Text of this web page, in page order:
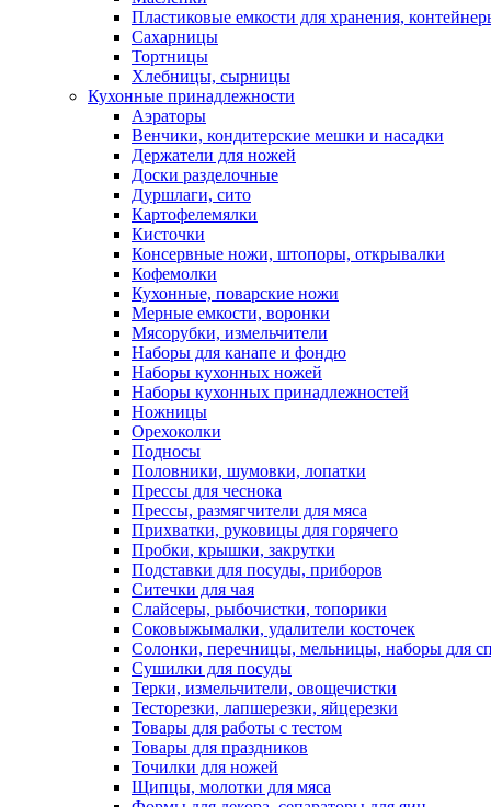
Пластиковые емкости для хранения,
Сахарницы
Тортницы
Хлебницы, сырницы
Кухонные принадлежности
Аэраторы
Венчики, кондитерские мешки и насадки
Держатели для ножей
Доски разделочные
Дуршлаги, сито
Картофелемялки
Кисточки
Консервные ножи, штопоры, открывалки
Кофемолки
Кухонные, поварские ножи
Мерные емкости, воронки
Мясорубки, измельчители
Наборы для канапе и фондю
Наборы кухонных ножей
Наборы кухонных принадлежностей
Ножницы
Орехоколки
Подносы
Половники, шумовки, лопатки
Прессы для чеснока
Прессы, размягчители для мяса
Прихватки, руковицы для горячего
Пробки, крышки, закрутки
Подставки для посуды, приборов
Ситечки для чая
Слайсеры, рыбочистки, топорики
Соковыжымалки, удалители косточек
Солонки, перечницы, мельницы, наборы для
Сушилки для посуды
Терки, измельчители, овощечистки
Тесторезки, лапшерезки, яйцерезки
Товары для работы с тестом
Товары для праздников
Точилки для ножей
Щипцы, молотки для мяса